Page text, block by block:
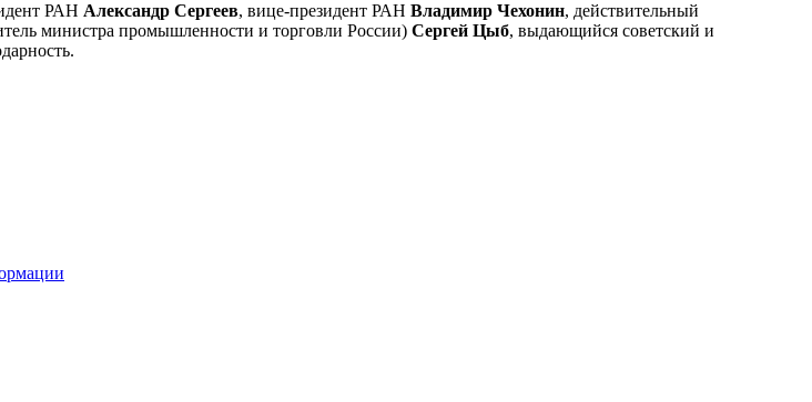
РАН Александр Сергеев, вице-президент РАН Владимир Чехонин, действительный
министра промышленности и торговли России) Сергей Цыб, выдающийся советский и